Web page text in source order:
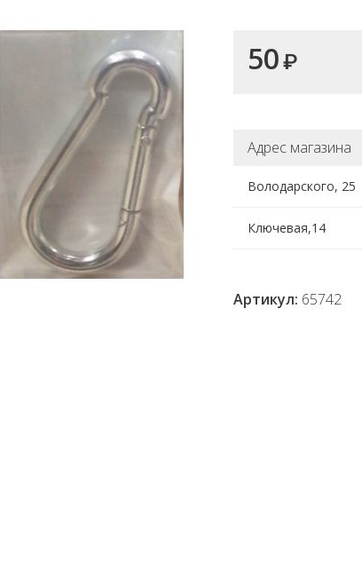
50₽
Адрес магазина
Володарского, 25
Ключевая,14
Артикул: 65742